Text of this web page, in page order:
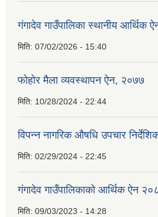
गंगादेव गाउँपालिका स्थानीय आर्थिक
मिति: 07/02/2026 - 15:40
फोहोर मैला व्यवस्थापन ऐन, २०७७
मिति: 10/28/2024 - 22:44
विपन्न नागरिक औषधि उपचार
मिति: 02/29/2024 - 22:45
गंगादेव गाउँपालिकाको आर्थिक ऐन
मिति: 09/03/2023 - 14:28